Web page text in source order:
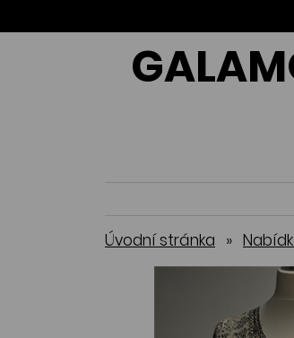
Úvodní stránka »